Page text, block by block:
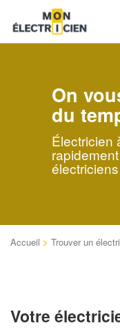
On
du
Électricien
Accueil > Trouver un
Votre